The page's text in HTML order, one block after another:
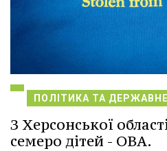
ПОЛІТИКА ТА
З Херсонської
семеро дітей - ОВА.